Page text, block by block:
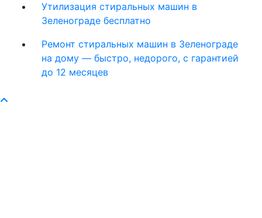
Утилизация стиральных машин в
Зеленограде бесплатно
Ремонт стиральных машин в Зеленограде
на дому — быстро, недорого, с гарантией
до 12 месяцев